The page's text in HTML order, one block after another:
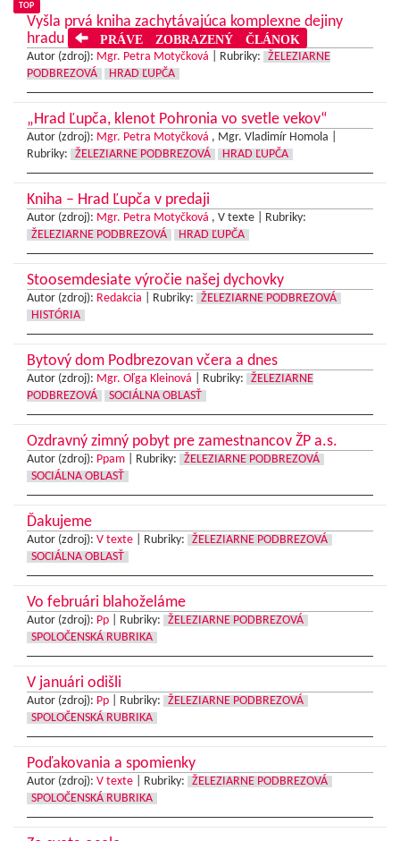
TOP
Vyšla prvá kniha zachytávajúca komplexne dejiny
hradu
PRÁVE ZOBRAZENÝ ČLÁNOK
Autor (zdroj): Mgr. Petra Motyčková Rubriky:
ŽELEZIARNE
PODBREZOVÁ
HRAD ĽUPČA
„Hrad Ľupča, klenot Pohronia vo svetle vekov“
Autor (zdroj): Mgr. Petra Motyčková , Mgr. Vladimír Homola |
Rubriky:
ŽELEZIARNE PODBREZOVÁ HRAD ĽUPČA
Kniha – Hrad Ľupča v predaji
Autor (zdroj): Mgr. Petra Motyčková , V texte |
Rubriky:
ŽELEZIARNE PODBREZOVÁ
HRAD ĽUPČA
Stoosemdesiate výročie našej dychovky
Autor (zdroj): Redakcia Rubriky:
ŽELEZIARNE PODBREZOVÁ
HISTÓRIA
Bytový dom Podbrezovan včera a dnes
Autor (zdroj): Mgr. Oľga Kleinová Rubriky:
ŽELEZIARNE
PODBREZOVÁ
SOCIÁLNA OBLASŤ
Ozdravný zimný pobyt pre zamestnancov ŽP a.s.
Autor (zdroj): Ppam Rubriky:
ŽELEZIARNE PODBREZOVÁ
SOCIÁLNA OBLASŤ
Ďakujeme
Autor (zdroj): V texte Rubriky:
ŽELEZIARNE PODBREZOVÁ
SOCIÁLNA OBLASŤ
Vo februári blahoželáme
Autor (zdroj): Pp Rubriky:
ŽELEZIARNE PODBREZOVÁ
SPOLOČENSKÁ RUBRIKA
V januári odišli
Autor (zdroj): Pp Rubriky:
ŽELEZIARNE PODBREZOVÁ
SPOLOČENSKÁ RUBRIKA
Poďakovania a spomienky
Autor (zdroj): V texte Rubriky:
ŽELEZIARNE PODBREZOVÁ
SPOLOČENSKÁ RUBRIKA